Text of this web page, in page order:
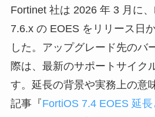
Fortinet 社は 2026 年 3 月に
7.6.x の EOES をリリース日
した。アップグレード先のバ
際は、最新のサポートサイク
す。延長の背景や実務上の意
記事『FortiOS 7.4 EOES 延